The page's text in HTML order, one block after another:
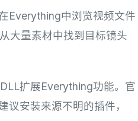
Everything中浏览视频文件
大量素材中找到目标镜头
扩展Everything功能。官
安装来源不明的插件，